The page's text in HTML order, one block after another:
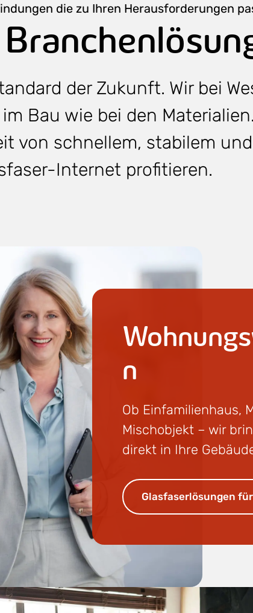
die zu Ihren Herausforderungen
der Zukunft. Wir bei
Bau wie bei den
von schnellem, stabilem
Internet profitieren.
n
Ob Einfamilienhaus,
Mischobjekt – wir
direkt in Ihre
Glasfaserlösungen